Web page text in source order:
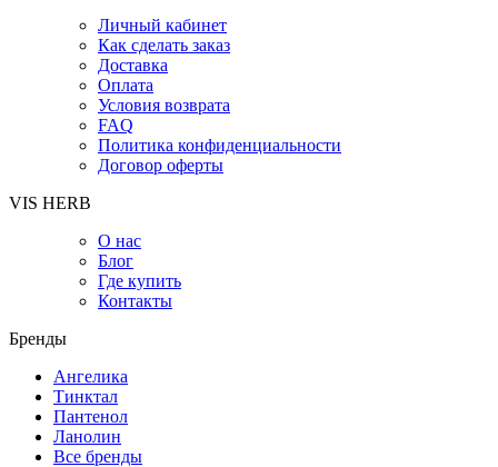
Личный кабинет
Как сделать заказ
Доставка
Оплата
Условия возврата
FAQ
Политика конфиденциальности
Договор оферты
VIS HERB
О нас
Блог
Где купить
Контакты
Бренды
Ангелика
Тинктал
Пантенол
Ланолин
Все бренды